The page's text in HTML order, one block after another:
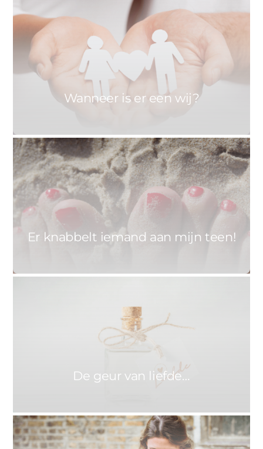
ASTRID 30 JUNI 2021
Wanneer is er een wij?
ASTRID 22 JUNI 2021 0
Er knabbelt iemand aan mijn teen!
De geur van liefde…
ASTRID 9 FEBRUARI 2021 0